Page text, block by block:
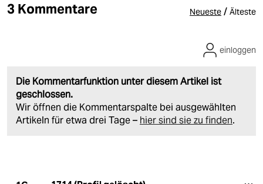
3 Kommentare Neueste / Älteste
Die Kommentarfunktion unter diesem Artikel ist
geschlossen.
Wir öffnen die Kommentarspalte bei ausgewählten
Artikeln für etwa drei Tage – hier sind sie zu finden.
einloggen